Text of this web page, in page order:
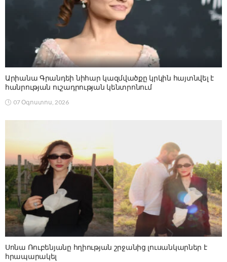
Արիանա Գրանդեի նիհար կազմվածքը կրկին հայտնվել է
հանրության ուշադրության կենտրոնում
07 Օգոստոս, 2026
Սոնա Ռուբենյանը հղիության շրջանից լուսանկարներ է
հրապարակել